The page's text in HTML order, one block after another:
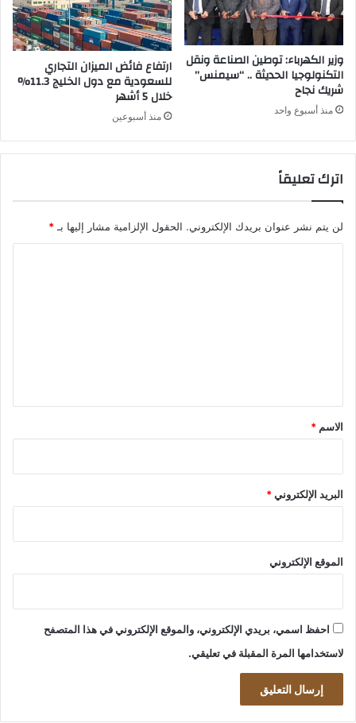
وزير الكهرباء: توطين الصناعة ونقل
التكنولوجيا الحديثة .. “سيمنس”
شريك نجاح
منذ أسبوع واحد
ارتفاع فائض الميزان التجاري
للسعودية مع دول الخليج 11.3%
خلال 5 أشهر
منذ أسبوعين
اترك تعليقاً
لن يتم نشر عنوان بريدك الإلكتروني. الحقول الإلزامية مشار إليها بـ *
*
الاسم *
البريد الإلكتروني*
الموقع الإلكتروني
احفظ اسمي، بريدي الإلكتروني، والموقع الإلكتروني في هذا المتصفح
لاستخدامها المرة المقبلة في تعليقي.